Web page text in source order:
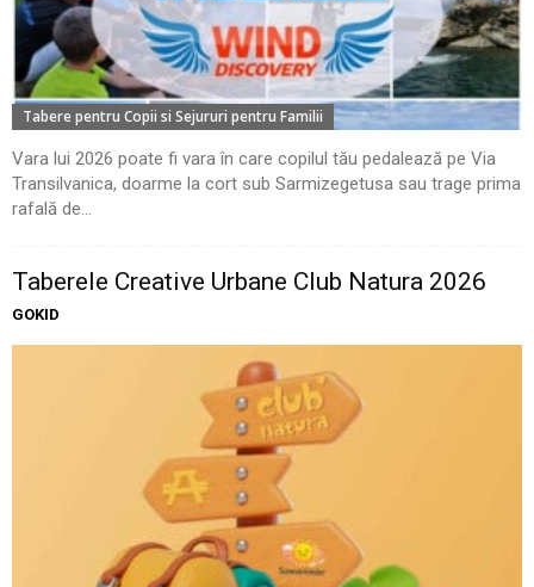
Tabere pentru Copii si Sejururi pentru Familii
Vara lui 2026 poate fi vara în care copilul tău pedalează pe Via
Transilvanica, doarme la cort sub Sarmizegetusa sau trage prima
rafală de...
Taberele Creative Urbane Club Natura 2026
GOKID